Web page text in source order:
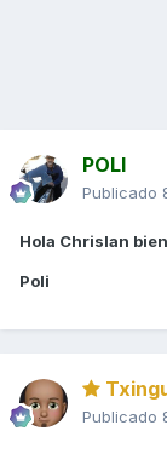
POLI
Publicado
Hola Chrislan
Poli
Publicado